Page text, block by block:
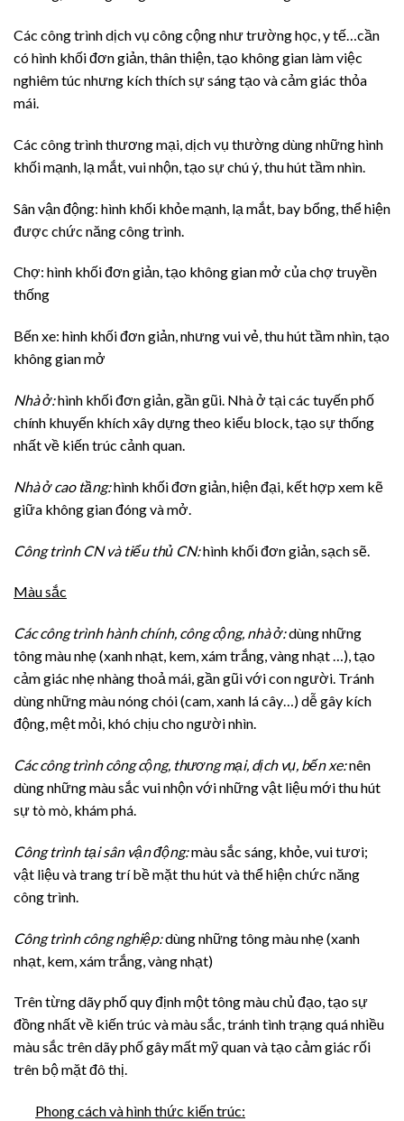
Các công trình dịch vụ công cộng như trường học, y tế…cần
có hình khối đơn giản, thân thiện, tạo không gian làm việc
nghiêm túc nhưng kích thích sự sáng tạo và cảm giác thỏa
mái.
Các công trình thương mại, dịch vụ thường dùng những hình
khối mạnh, lạ mắt, vui nhộn, tạo sự chú ý, thu hút tầm nhìn.
Sân vận động: hình khối khỏe mạnh, lạ mắt, bay bổng, thể hiện
được chức năng công trình.
Chợ: hình khối đơn giản, tạo không gian mở của chợ truyền
thống
Bến xe: hình khối đơn giản, nhưng vui vẻ, thu hút tầm nhìn, tạo
không gian mở
Nhà ở:hình khối đơn giản, gần gũi. Nhà ở tại các tuyến phố
chính khuyến khích xây dựng theo kiểu block, tạo sự thống
nhất về kiến trúc cảnh quan.
Nhà ở cao tầng:hình khối đơn giản, hiện đại, kết hợp xem kẽ
giữa không gian đóng và mở.
Công trình CN và tiểu thủ CN:hình khối đơn giản, sạch sẽ.
Màu sắc
Các công trình hành chính, công cộng, nhà ở:dùng những
tông màu nhẹ (xanh nhạt, kem, xám trắng, vàng nhạt …), tạo
cảm giác nhẹ nhàng thoả mái, gần gũi với con người. Tránh
dùng những màu nóng chói (cam, xanh lá cây…) dễ gây kích
động, mệt mỏi, khó chịu cho người nhìn.
Các công trình công cộng, thương mại, dịch vụ, bến xe:nên
dùng những màu sắc vui nhộn với những vật liệu mới thu hút
sự tò mò, khám phá.
Công trình tại sân vận động:màu sắc sáng, khỏe, vui tươi;
vật liệu và trang trí bề mặt thu hút và thể hiện chức năng
công trình.
Công trình công nghiệp:dùng những tông màu nhẹ (xanh
nhạt, kem, xám trắng, vàng nhạt)
Trên từng dãy phố quy định một tông màu chủ đạo, tạo sự
đồng nhất về kiến trúc và màu sắc, tránh tình trạng quá nhiều
màu sắc trên dãy phố gây mất mỹ quan và tạo cảm giác rối
trên bộ mặt đô thị.
Phong cách và hình thức kiến trúc: